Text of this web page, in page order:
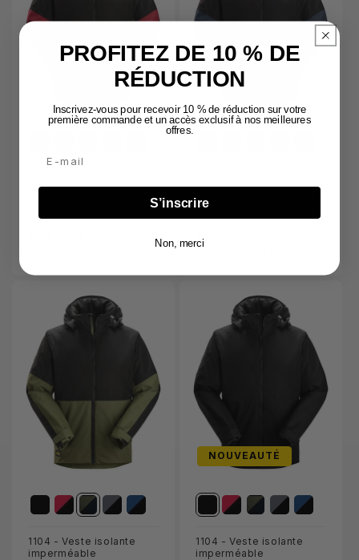
imperméable
1104
imperméable
Fournisseur :
SNICKERS WORKWEAR -
Prix
159,99 €
1104 - Veste isolante
imperméable
NOUVEAUTÉ
1104 - Veste isolante
imperméable
PROFITEZ DE 10 % DE
RÉDUCTION
Inscrivez-vous pour recevoir 10 % de réduction sur votre
première commande et un accès exclusif à nos meilleures
offres.
S’inscrire
Non, merci